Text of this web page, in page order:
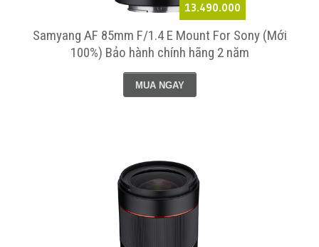
13.490.000
Samyang AF 85mm F/1.4 E Mount For Sony (Mới
100%) Bảo hành chính hãng 2 năm
MUA NGAY